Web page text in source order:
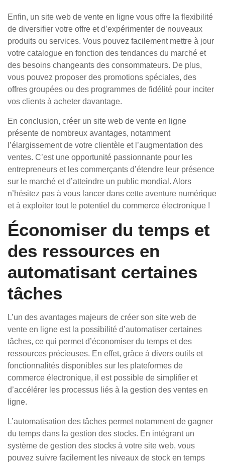
Enfin, un site web de vente en ligne vous offre la flexibilité
de diversifier votre offre et d’expérimenter de nouveaux
produits ou services. Vous pouvez facilement mettre à jour
votre catalogue en fonction des tendances du marché et
des besoins changeants des consommateurs. De plus,
vous pouvez proposer des promotions spéciales, des
offres groupées ou des programmes de fidélité pour inciter
vos clients à acheter davantage.
En conclusion, créer un site web de vente en ligne
présente de nombreux avantages, notamment
l’élargissement de votre clientèle et l’augmentation des
ventes. C’est une opportunité passionnante pour les
entrepreneurs et les commerçants d’étendre leur présence
sur le marché et d’atteindre un public mondial. Alors
n’hésitez pas à vous lancer dans cette aventure numérique
et à exploiter tout le potentiel du commerce électronique !
Économiser du temps et
des ressources en
automatisant certaines
tâches
L’un des avantages majeurs de créer son site web de
vente en ligne est la possibilité d’automatiser certaines
tâches, ce qui permet d’économiser du temps et des
ressources précieuses. En effet, grâce à divers outils et
fonctionnalités disponibles sur les plateformes de
commerce électronique, il est possible de simplifier et
d’accélérer les processus liés à la gestion des ventes en
ligne.
L’automatisation des tâches permet notamment de gagner
du temps dans la gestion des stocks. En intégrant un
système de gestion des stocks à votre site web, vous
pouvez suivre facilement les niveaux de stock en temps